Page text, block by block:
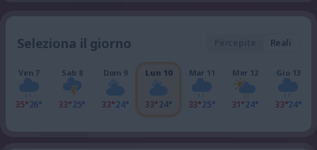
Seleziona il giorno Reali
Ven 7
35°26°
Sab 8
33°25°
Dom 9
33°24°
Lun 10
33°24°
Mar 11
33°25°
Mer 12
31°24°
Gio 13
33°24°